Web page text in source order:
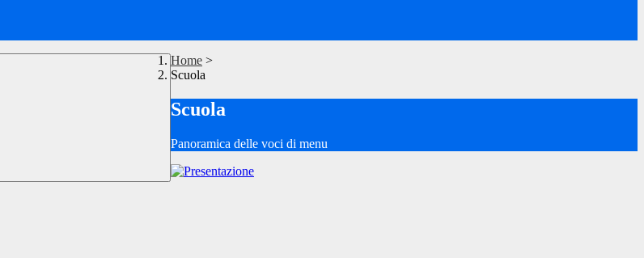
Home >
Scuola
Scuola
Panoramica delle voci di menu